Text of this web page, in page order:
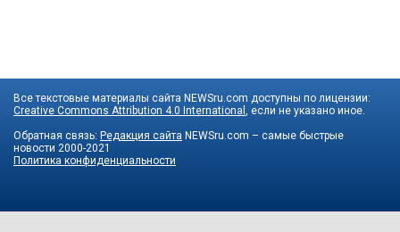
Все текстовые материалы сайта NEWSru.com доступны по лицензии:
Creative Commons Attribution 4.0 International
, если не указано иное.
Обратная связь: Редакция сайта NEWSru.com – самые быстрые
новости 2000-2021
Политика конфиденциальности